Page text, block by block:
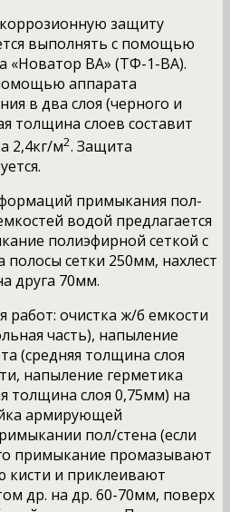
защиту
выполнять с помощью
«Новатор ВА» (ТФ-1-ВА).
аппарата
в два слоя (черного и
толщина слоев составит
2,4кг/м2. Защита
примыкания пол-
водой предлагается
полиэфирной сеткой с
сетки 250мм, нахлест
друга 70мм.
работ: очистка ж/б емкости
часть), напыление
(средняя толщина слоя
напыление герметика
толщина слоя 0,75мм) на
армирующей
пол/стена (если
примыкание промазывают
и приклеивают
др. на др. 60-70мм, поверх